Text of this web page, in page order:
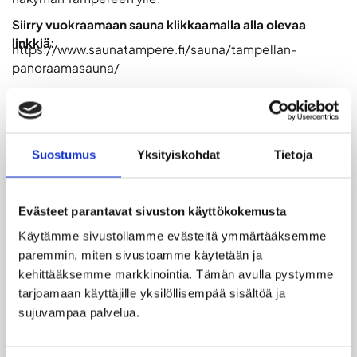
Suostumus Yksityiskohdat Tietoja
Evästeet parantavat sivuston käyttökokemusta
Käytämme sivustollamme evästeitä ymmärtääksemme
paremmin, miten sivustoamme käytetään ja
kehittääksemme markkinointia. Tämän avulla pystymme
tarjoamaan käyttäjille yksilöllisempää sisältöä ja
sujuvampaa palvelua.
Siirry vuokraamaan sauna klikkaamalla alla olevaa
linkkiä:
https://www.saunatampere.fi/sauna/tampellan-
panoraamasauna/
LISÄTIEDOT
360° näkymän Tampereen ylle. Tämä Tampellan
Panoraamasauna on loistava paikka viettää
yrityksen edustustilaisuus tai saunailta
kaveriporukalla. Katso alta varauskalenterin tilanne
ja lähetä saunaosaston varauskysely alla olevalla
lomakkeella. Tilauksesta saat myös meiltä